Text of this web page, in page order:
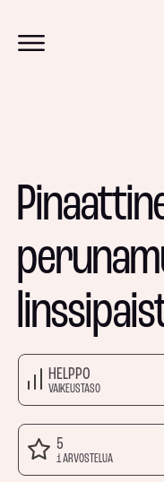
HELPPO
VAIKEUSTASO
5
1 ARVOSTELUA